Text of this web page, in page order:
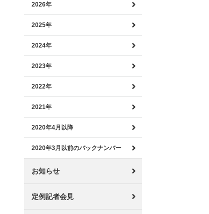
2026年
2025年
2024年
2023年
2022年
2021年
2020年4月以降
2020年3月以前のバックナンバー
お知らせ
定例記者会見